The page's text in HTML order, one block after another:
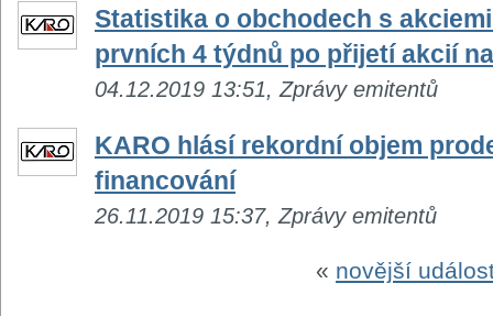
Statistika o obchodech s
prvních 4 týdnů po přijetí akcií
04.12.2019 13:51, Zprávy emitentů
KARO hlásí rekordní objem
financování
26.11.2019 15:37, Zprávy emitentů
« novější